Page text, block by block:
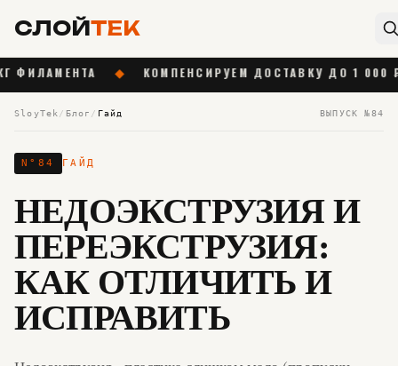
СЛОЙТЕК
◆ КОМПЕНСИРУЕМ ДОСТАВКУ ДО 1 000 ₽ ОТ 55
SloyTek / Блог / Гайд ВЫПУСК №84
N° 84 ГАЙД
НЕДОЭКСТРУЗИЯ И
ПЕРЕЭКСТРУЗИЯ:
КАК ОТЛИЧИТЬ И
ИСПРАВИТЬ